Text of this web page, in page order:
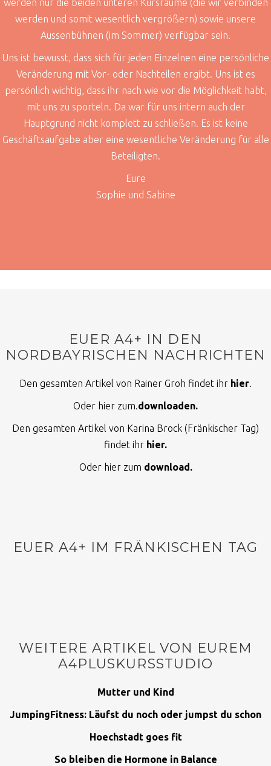
werden nur die beiden unteren Kursräume (die wir verbinden
werden und somit wesentlich vergrößern) sowie unsere
Aussenbühnen (im Sommer) verfügbar sein.
Uns ist bewusst, dass sich für jeden Einzelnen eine persönliche
Veränderung mit Vor- oder Nachteilen ergibt. Uns ist es
persönlich wichtig, dass ihr nach wie vor die Möglichkeit habt,
mit uns zu sporteln. Da war für uns intern auch der
Hauptgrund nicht komplett zu schließen. Es ist keine
Geschäftsaufgabe aber eine wesentliche Veränderung für alle
Beteiligten.
Eure
Sophie und Sabine
EUER A4+ IN DEN
NORDBAYRISCHEN NACHRICHTEN
Den gesamten Artikel von Rainer Groh findet ihr hier.
Oder hier zum.downloaden.
Den gesamten Artikel von Karina Brock (Fränkischer Tag)
findet ihr hier.
Oder hier zum download.
EUER A4+ IM FRÄNKISCHEN TAG
WEITERE ARTIKEL VON EUREM
A4PLUSKURSSTUDIO
Mutter und Kind
JumpingFitness: Läufst du noch oder jumpst du schon
Hoechstadt goes fit
So bleiben die Hormone in Balance